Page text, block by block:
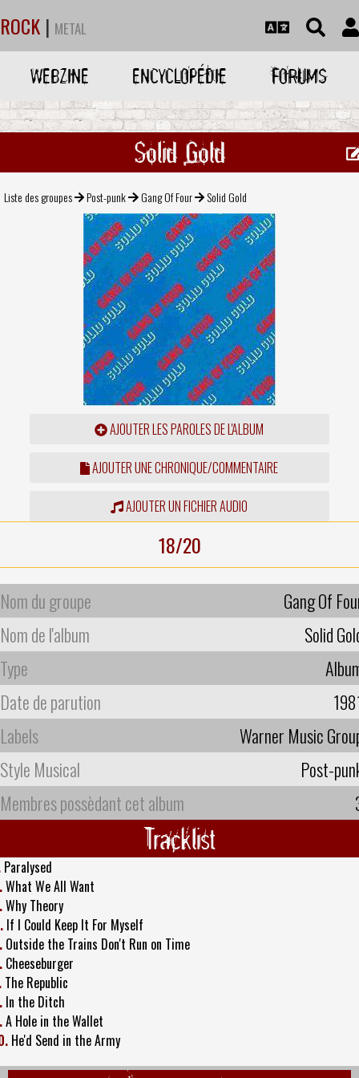
ROCK | METAL
WEBZINE ENCYCLOPÉDIE FORUMS
Solid Gold
Liste des groupes Post-punk Gang Of Four Solid Gold
AJOUTER LES PAROLES DE L'ALBUM
AJOUTER UNE CHRONIQUE/COMMENTAIRE
AJOUTER UN FICHIER AUDIO
18/20
Nom du groupe
Gang Of
Nom de l'album
Solid
Type
Date de parution
Labels
Warner Music
Style Musical
Post-
Membres possèdant cet album
Tracklist
Paralysed
What We All Want
Why Theory
If I Could Keep It For Myself
Outside the Trains Don't Run on Time
Cheeseburger
The Republic
In the Ditch
A Hole in the Wallet
He'd Send in the Army